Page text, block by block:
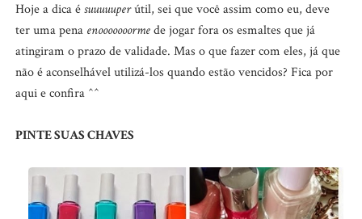
Hoje a dica ésuuuuuperútil, sei que você assim como eu, deve
ter uma pena enooooooormede jogar fora os esmaltes que já
atingiram o prazo de validade. Mas o que fazer com eles, já que
não é aconselhável utilizá-los quando estão vencidos? Fica por
aqui e confira ^^
PINTE SUAS CHAVES